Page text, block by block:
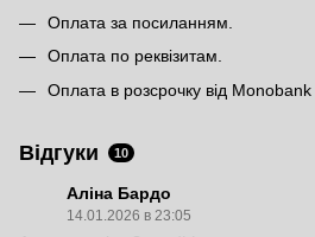
Оплата за посиланням.
Оплата по реквізитам.
Оплата в розсрочку від Monobank
Відгуки 10
Аліна Бардо
14.01.2026 в 23:05